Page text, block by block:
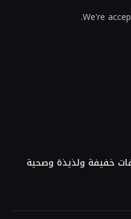
We're
خفيفة ولذيذة وصحية